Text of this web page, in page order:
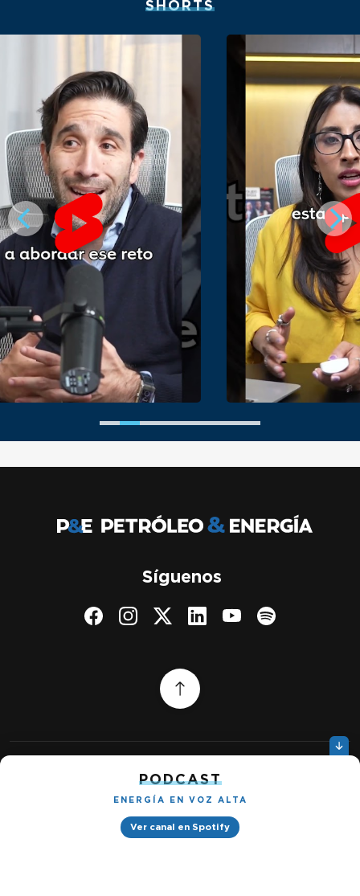
SHORTS
PODCAST
ENERGÍA EN VOZ ALTA
Ver canal en Spotify
Síguenos
Política de privacidad
Petróleo & Energía © 2026